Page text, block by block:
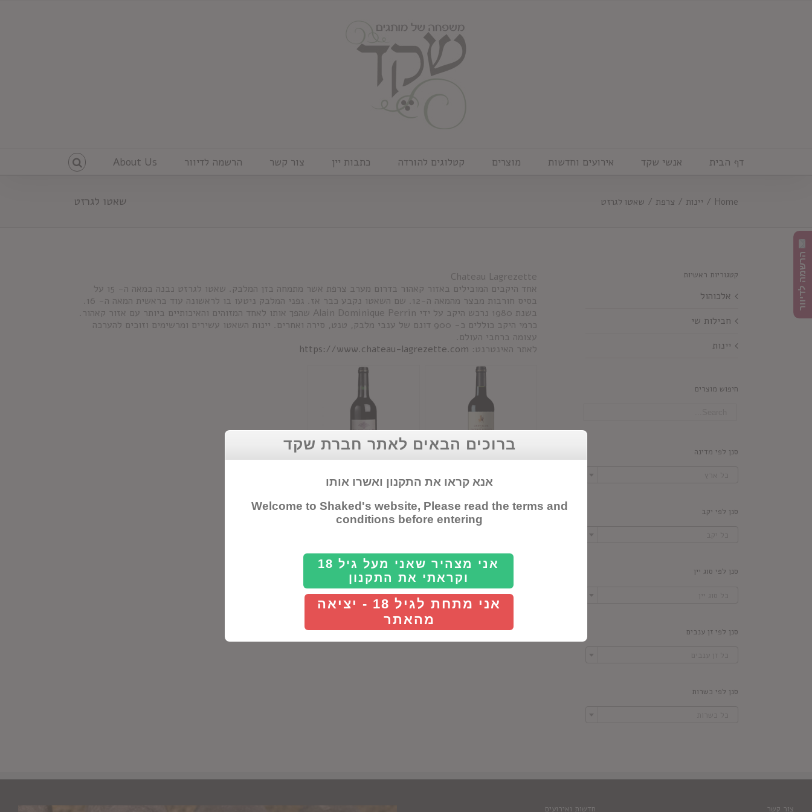
דף הבית אנשי שקד אירועים וחדשות מוצרים קטלוגים להורדה כתבות יין צור קשר הרשמה לדיוור About Us
שאטו לגרזט Home
/ יינות / צרפת / שאטו לגרזט
Chateau Lagrezette
אחד היקבים המובילים באזור קאהור בדרום מערב צרפת אשר מתמחה בזן המלבק. שאטו לגרזט נבנה במאה ה- 15 על
בשנת 1980 נרכש היקב על ידי Alain Dominique Perrin שהפך אותו לאחד המזוהים והאיכותיים ביותר עם אזור קאהור.
כרמי היקב כוללים כ- 900 דונם של ענבי מלבק, טנט, סירה ואחרים. יינות השאטו עשירים ומרשימים וזוכים להערכה
עצומה ברחבי העולם.
לאתר האינטרנט: https://www.chateau-lagrezette.com
לגרזט
Details
Details
קטגוריות ראשיות
אלכוהול
חבילות שי
יינות
חיפוש מוצרים
סנן לפי מדינה
סנן לפי יקב
סנן לפי סוג יין
סנן לפי זן ענבים
סנן לפי כשרות
צור קשר חדשות ואירועים
הרשמה לדיוור
ברוכים הבאים לאתר חברת שקד
אנא קראו את התקנון ואשרו אותו
Welcome to Shaked's website, Please read the terms and
conditions before entering
אני מצהיר שאני מעל גיל 18
וקראתי את התקנון
אני מתחת לגיל 18 - יציאה
מהאתר